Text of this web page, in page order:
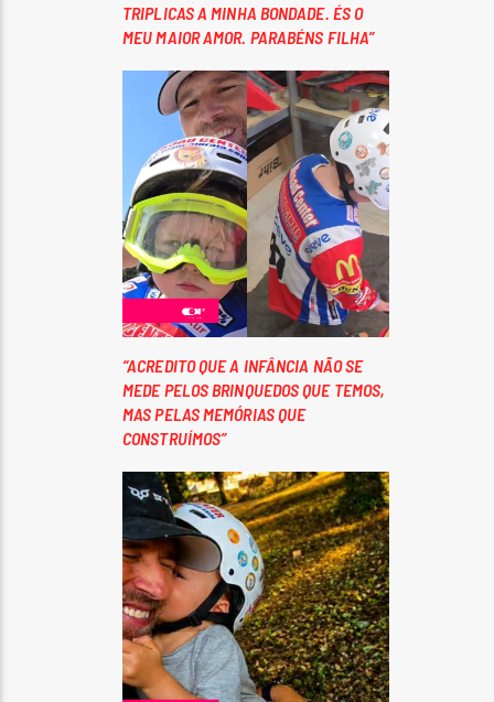
TRIPLICAS A MINHA BONDADE. ÉS O
MEU MAIOR AMOR. PARABÉNS FILHA”
“ACREDITO QUE A INFÂNCIA NÃO SE
MEDE PELOS BRINQUEDOS QUE TEMOS,
MAS PELAS MEMÓRIAS QUE
CONSTRUÍMOS”